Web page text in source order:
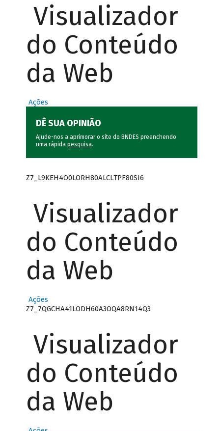
Visualizador
do Conteúdo
da Web
Ações
DÊ SUA OPINIÃO
Ajude-nos a aprimorar o site do BNDES preenchendo
uma rápida pesquisa.
Z7_L9KEH4O0LORH80ALCLTPF80SI6
Visualizador
do Conteúdo
da Web
Ações
Z7_7QGCHA41LODH60A3OQA8RN14Q3
Visualizador
do Conteúdo
da Web